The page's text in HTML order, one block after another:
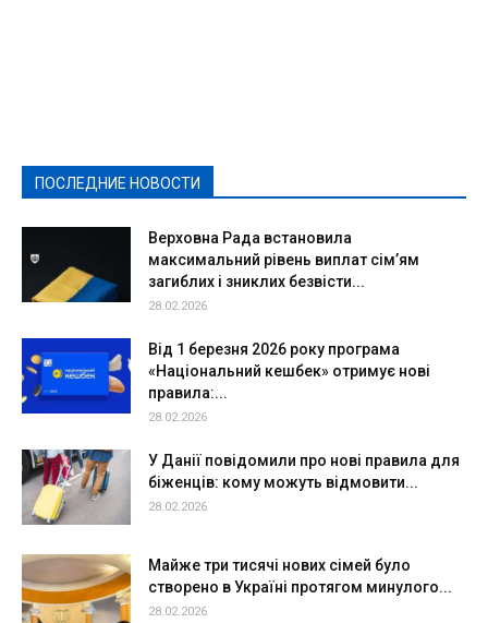
ПОСЛЕДНИЕ НОВОСТИ
Верховна Рада встановила
максимальний рівень виплат сім’ям
загиблих і зниклих безвісти...
28.02.2026
Від 1 березня 2026 року програма
«Національний кешбек» отримує нові
правила:...
28.02.2026
У Данії повідомили про нові правила для
біженців: кому можуть відмовити...
28.02.2026
Майже три тисячі нових сімей було
створено в Україні протягом минулого...
28.02.2026